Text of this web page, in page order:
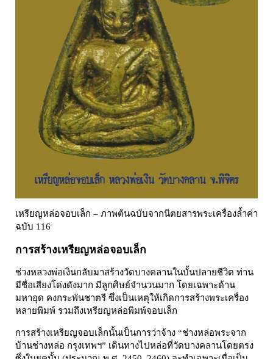
เหรียญหล่อจอบเล็ก – ภาพต้นฉบับจากนิตยสารพระเครื่องล้ำค่า
ฉบับ 116
การสร้างเหรียญหล่อจอบเล็ก
ช่วงหลวงพ่อเงินกลับมาสร้างวัดบางคลานในบั้นปลายชีวิต ท่าน
มีชื่อเสียงโด่งดังมาก มีลูกศิษย์จำนวนมาก โดยเฉพาะด้าน
มหาอุด คงกระพันชาตรี ซึ่งเป็นเหตุให้เกิดการสร้างพระเครื่อง
หลายพิมพ์ รวมถึงเหรียญหล่อพิมพ์จอบเล็ก
การสร้างเหรียญจอบเล็กนั้นเป็นการว่าจ้าง “ช่างหล่อพระจาก
บ้านช่างหล่อ กรุงเทพฯ” เดินทางไปหล่อที่วัดบางคลานโดยตรง